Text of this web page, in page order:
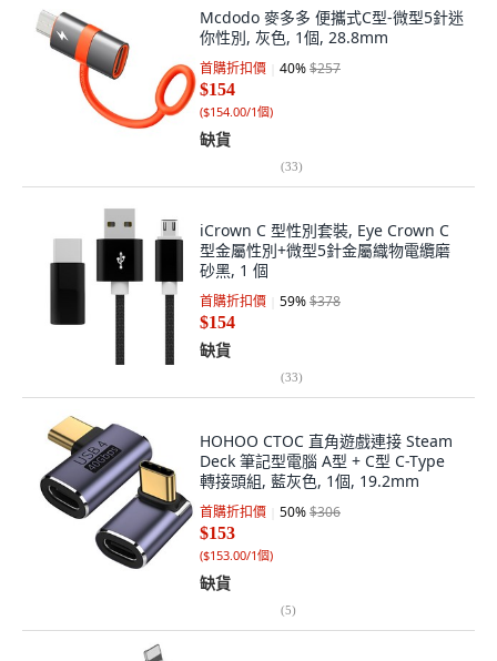
Mcdodo 麥多多 便攜式C型-微型5針迷
你性別, 灰色, 1個, 28.8mm
首購折扣價 40%$257
$154
($154.00/1個)
缺貨
(33)
iCrown C 型性別套裝, Eye Crown C
型金屬性別+微型5針金屬織物電纜磨
砂黑, 1 個
首購折扣價 59%$378
$154
缺貨
(33)
HOHOO CTOC 直角遊戲連接 Steam
Deck 筆記型電腦 A型 + C型 C-Type
轉接頭組, 藍灰色, 1個, 19.2mm
首購折扣價 50%$306
$153
($153.00/1個)
缺貨
(5)